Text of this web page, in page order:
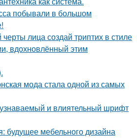
побывали в большом
лица создай триптих в стиле
вдохновлённый этим
мода стала одной из самых
и влиятельный шрифт
будущее мебельного дизайна